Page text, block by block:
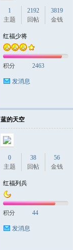
1
主题
2192
回帖
3819
金钱
红福少将
积分 2463
发消息
蓝的天空
0
主题
38
回帖
56
金钱
红福列兵
积分 44
发消息